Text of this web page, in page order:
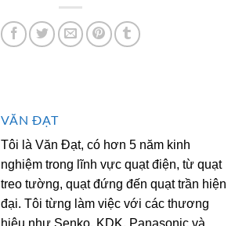
VĂN ĐẠT
Tôi là Văn Đạt, có hơn 5 năm kinh
nghiệm trong lĩnh vực quạt điện, từ quạt
treo tường, quạt đứng đến quạt trần hiện
đại. Tôi từng làm việc với các thương
hiệu như Senko, KDK, Panasonic và